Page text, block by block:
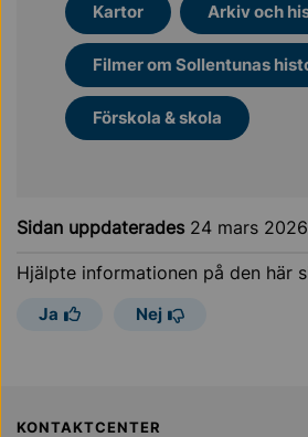
Kartor Arkiv och
Filmer om Sollentunas
Förskola & skola
Sidan uppdaterades 24 mars 2026
Hjälpte informationen på den här
Ja Nej
KONTAKTCENTER